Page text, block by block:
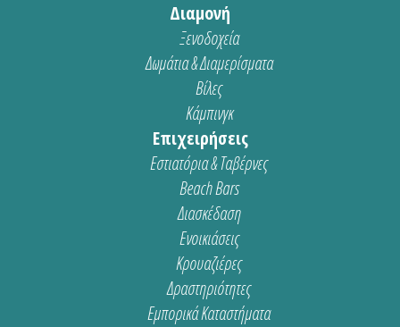
Διαμονή
Ξενοδοχεία
Δωμάτια & Διαμερίσματα
Βίλες
Κάμπινγκ
Επιχειρήσεις
Εστιατόρια & Ταβέρνες
Beach Bars
Διασκέδαση
Ενοικιάσεις
Κρουαζιέρες
Δραστηριότητες
Εμπορικά Καταστήματα